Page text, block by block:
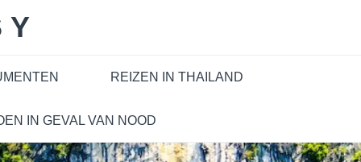
REIZEN IN THAILAND
IN GEVAL VAN NOOD